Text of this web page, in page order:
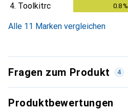
4. Toolkitrc 0.8%
Alle 11 Marken vergleichen
Fragen zum Produkt 4
Produktbewertungen